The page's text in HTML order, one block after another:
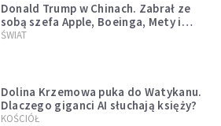
Donald Trump w Chinach. Zabrał ze
sobą szefa Apple, Boeinga, Mety i
Muska
ŚWIAT
Dolina Krzemowa puka do Watykanu.
Dlaczego giganci AI słuchają księży?
KOŚCIÓŁ